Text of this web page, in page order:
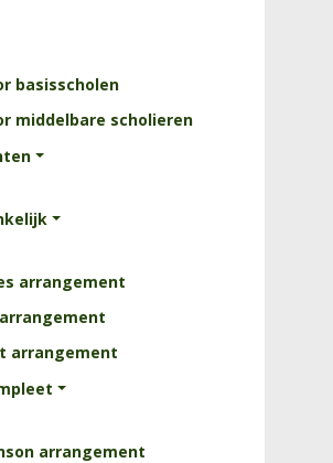
basisscholen
middelbare scholieren
arrangement
arrangement
arrangement